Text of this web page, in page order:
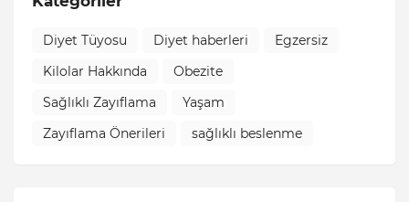
Diyet Tüyosu Diyet haberleri
Egzersiz
Kilolar Hakkında
Obezite
Sağlıklı Zayıflama
Yaşam
Zayıflama Önerileri
sağlıklı beslenme